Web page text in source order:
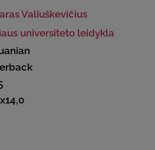
Valiuškevičius
universiteto leidykla